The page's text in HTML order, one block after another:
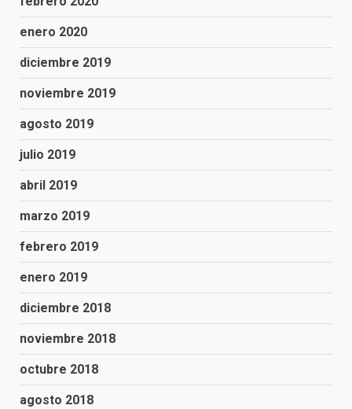
enero 2020
diciembre 2019
noviembre 2019
agosto 2019
julio 2019
abril 2019
marzo 2019
febrero 2019
enero 2019
diciembre 2018
noviembre 2018
octubre 2018
agosto 2018